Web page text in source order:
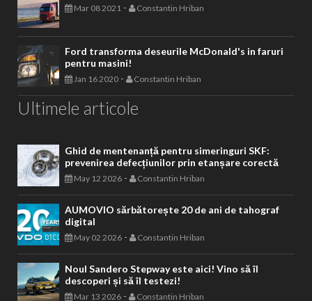
Mar 08 2021 - Constantin Hriban
Ford transforma deseurile McDonald's in faruri
pentru masini!
Jan 16 2020 - Constantin Hriban
Ultimele articole
Ghid de mentenanță pentru simeringuri SKF:
prevenirea defecțiunilor prin etanșare corectă
May 12 2026 - Constantin Hriban
AUMOVIO sărbătorește 20 de ani de tahograf
digital
May 02 2026 - Constantin Hriban
Noul Sandero Stepway este aici! Vino să îl
descoperi și să îl testezi!
Mar 13 2026 - Constantin Hriban